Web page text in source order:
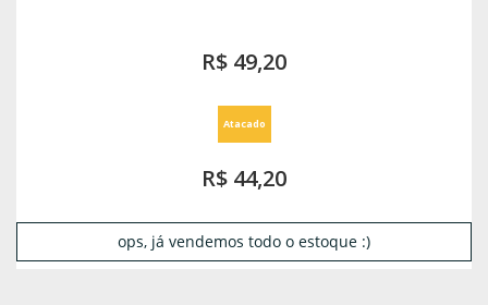
R$ 49,20
Atacado
R$ 44,20
ops, já vendemos todo o estoque :)